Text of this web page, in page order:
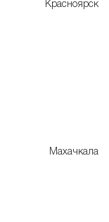
Красноярск
Махачкала